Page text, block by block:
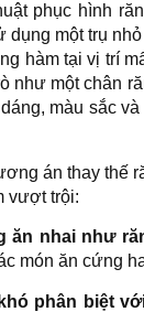
phục hình
dụng một trụ
hàm tại vị trí
như một chân
màu sắc
án thay thế
vượt trội:
ăn nhai như
món ăn cứng
phân biệt